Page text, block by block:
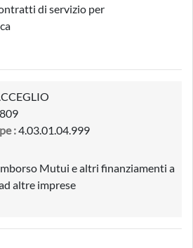
di servizio per
:4.03.01.04.999
Mutui e altri finanziamenti a
altre imprese